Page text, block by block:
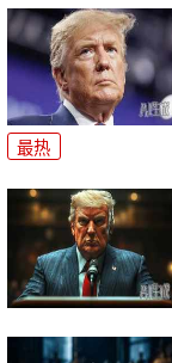
最热